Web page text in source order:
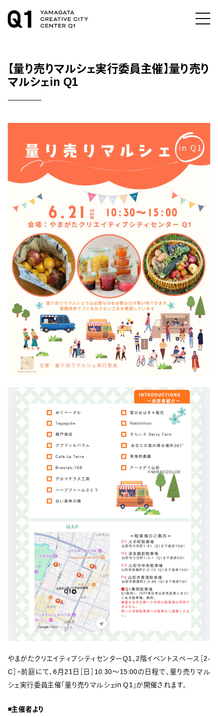
【量り売りマルシェ実行委員主催】量り売り
マルシェin Q1
やまがたクリエイティブシティセンターQ1、2階イベントスペース［2-
C］・前庭にて、6月21日［日］10:30〜15:00の日程で、量り売りマル
シェ実行委員主催「量り売りマルシェin Q1」が開催されます。
◾️主催者より